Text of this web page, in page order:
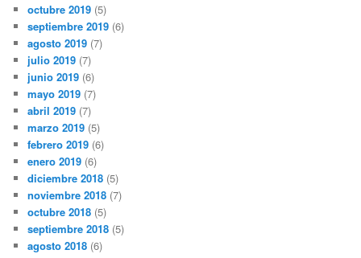
octubre 2019 (5)
septiembre 2019 (6)
agosto 2019 (7)
julio 2019 (7)
junio 2019 (6)
mayo 2019 (7)
abril 2019 (7)
marzo 2019 (5)
febrero 2019 (6)
enero 2019 (6)
diciembre 2018 (5)
noviembre 2018 (7)
octubre 2018 (5)
septiembre 2018 (5)
agosto 2018 (6)